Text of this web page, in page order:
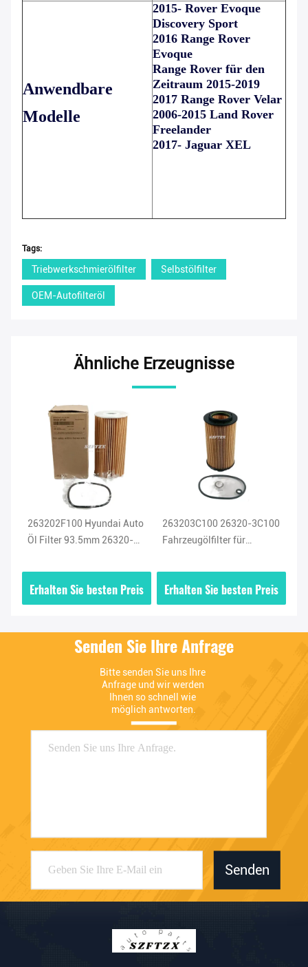
Anwendbare
Modelle
2015- Rover Evoque
Discovery Sport
2016 Range Rover
Evoque
Range Rover für den
Zeitraum 2015-2019
2017 Range Rover Velar
2006-2015 Land Rover
Freelander
2017- Jaguar XEL
Tags:
Triebwerkschmierölfilter Selbstölfilter
OEM-Autofilteröl
Ähnliche Erzeugnisse
263202F100 Hyundai Auto
Öl Filter 93.5mm 26320-
Santa Fa KIA
Erhalten Sie besten Preis
263203C100 26320-3C100
Fahrzeugölfilter für
Sonata KIA Sedona
Sorento 3.3L 3.8L
Erhalten Sie besten Preis
Senden Sie Ihre Anfrage
Bitte senden Sie uns Ihre
Anfrage und wir werden
Ihnen so schnell wie
möglich antworten.
Senden